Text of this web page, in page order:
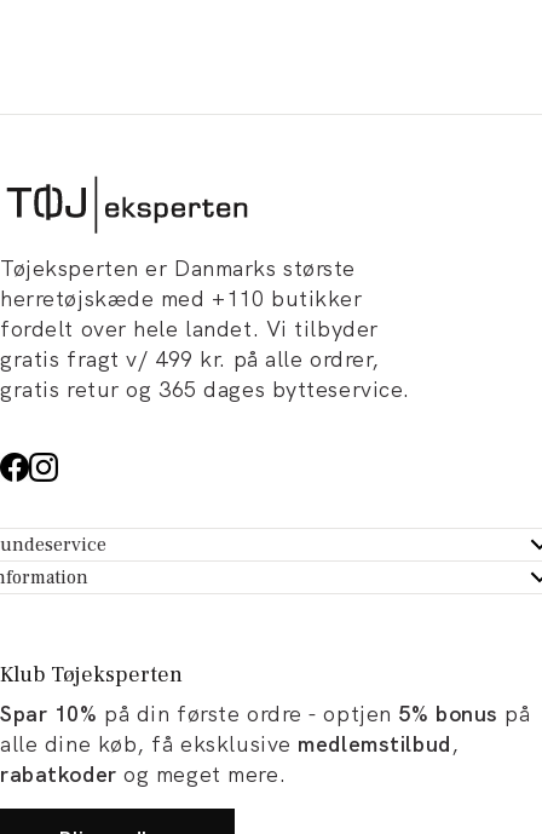
Tøjeksperten er Danmarks største
herretøjskæde med +110 butikker
fordelt over hele landet. Vi tilbyder
gratis fragt v/ 499 kr. på alle ordrer,
gratis retur og 365 dages bytteservice.
- Hjælpecenter
dit køb
Tøjeksperten
og artikler
og karriere
Klub Tøjeksperten
Spar 10% på din første ordre - optjen 5% bonus på
alle dine køb, få eksklusive medlemstilbud,
rabatkoder og meget mere.